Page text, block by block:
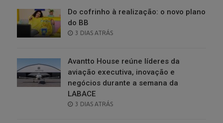
Do cofrinho à realização: o novo plano
do BB
POSTED
3 DIAS ATRÁS
Avantto House reúne líderes da
aviação executiva, inovação e
negócios durante a semana da
LABACE
POSTED
3 DIAS ATRÁS